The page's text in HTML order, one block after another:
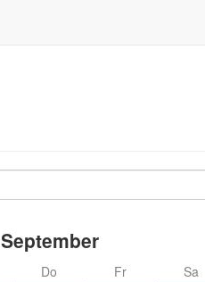
September
Do Fr Sa